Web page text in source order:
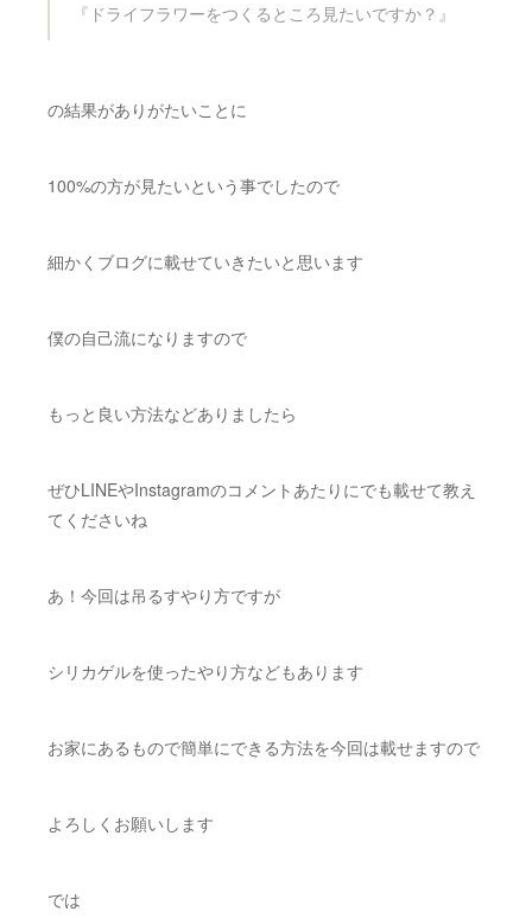
『ドライフラワーをつくるところ見たいですか？』
の結果がありがたいことに
100%の方が見たいという事でしたので
細かくブログに載せていきたいと思います
僕の自己流になりますので
もっと良い方法などありましたら
ぜひLINEやInstagramのコメントあたりにでも載せて教え
てくださいね
あ！今回は吊るすやり方ですが
シリカゲルを使ったやり方などもあります
お家にあるもので簡単にできる方法を今回は載せますので
よろしくお願いします
では